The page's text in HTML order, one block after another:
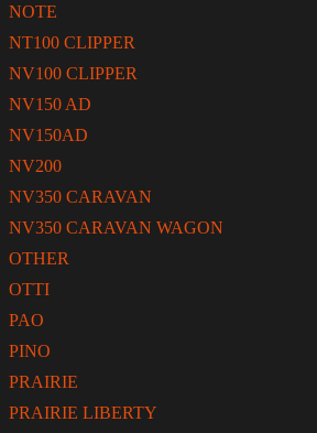
NOTE
NT100 CLIPPER
NV100 CLIPPER
NV150 AD
NV150AD
NV200
NV350 CARAVAN
NV350 CARAVAN WAGON
OTHER
OTTI
PAO
PINO
PRAIRIE
PRAIRIE LIBERTY